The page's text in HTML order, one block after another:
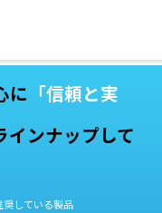
に 「信頼と実
インナップして
している製品